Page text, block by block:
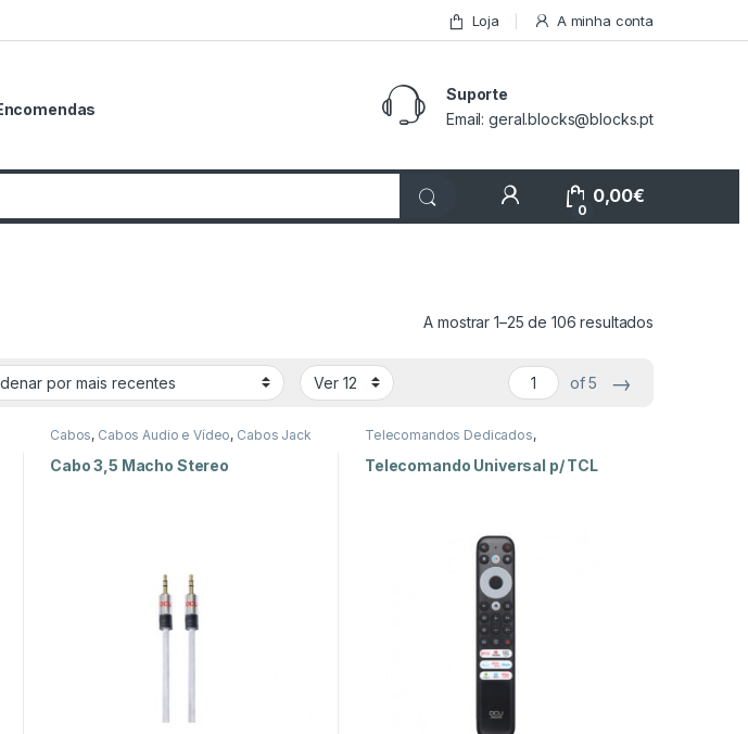
Loja A minha conta
Suporte
Email: geral.blocks@blocks.pt
My Account
0
0,00€
A mostrar 1–25 de 106 resultados
of 5 →
Cabos, Cabos Áudio e Vídeo, Cabos Jack
Cabo 3,5 Macho Stereo
Telecomandos Dedicados,
Áudio e Vídeo
Telecomando Universal p/ TCL